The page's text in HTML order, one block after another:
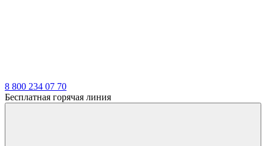
8 800 234 07 70
Бесплатная горячая линия